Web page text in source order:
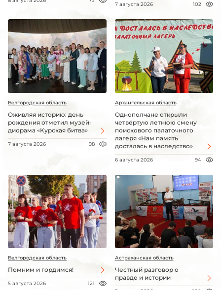
7 августа 2026 102
Белгородская область
Оживляя историю: день
рождения отметил музей-
диорама «Курская битва»
7 августа 2026 98
Архангельская область
Однополчане открыли
четвёртую летнюю смену
поискового палаточного
лагеря «Нам память
досталась в наследство»
6 августа 2026 94
Белгородская область
Помним и гордимся!
5 августа 2026 121
Астраханская область
Честный разговор о
правде и истории